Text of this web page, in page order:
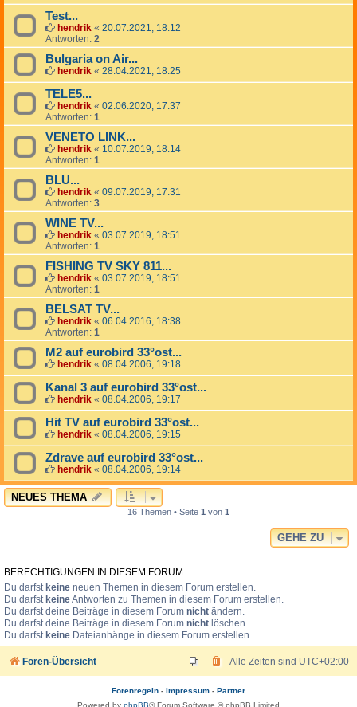
Test...
hendrik « 20.07.2021, 18:12
Antworten: 2
Bulgaria on Air...
hendrik « 28.04.2021, 18:25
TELE5...
hendrik « 02.06.2020, 17:37
Antworten: 1
VENETO LINK...
hendrik « 10.07.2019, 18:14
Antworten: 1
BLU...
hendrik « 09.07.2019, 17:31
Antworten: 3
WINE TV...
hendrik « 03.07.2019, 18:51
Antworten: 1
FISHING TV SKY 811...
hendrik « 03.07.2019, 18:51
Antworten: 1
BELSAT TV...
hendrik « 06.04.2016, 18:38
Antworten: 1
M2 auf eurobird 33°ost...
hendrik « 08.04.2006, 19:18
Kanal 3 auf eurobird 33°ost...
hendrik « 08.04.2006, 19:17
Hit TV auf eurobird 33°ost...
hendrik « 08.04.2006, 19:15
Zdrave auf eurobird 33°ost...
hendrik « 08.04.2006, 19:14
NEUES THEMA
16 Themen • Seite 1 von 1
GEHE ZU
BERECHTIGUNGEN IN DIESEM FORUM
Du darfst keine neuen Themen in diesem Forum erstellen.
Du darfst keineAntworten zu Themen in diesem Forum erstellen.
Du darfst deine Beiträge in diesem Forum nicht ändern.
Du darfst deine Beiträge in diesem Forum nicht löschen.
Du darfst keine Dateianhänge in diesem Forum erstellen.
Foren-Übersicht Alle Zeiten sind UTC+02:00
Forenregeln - Impressum - Partner